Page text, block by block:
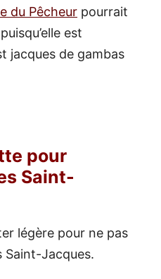
du Pêcheur pourrait
est
jacques de gambas
pour
Saint-
légère pour ne pas
Saint-Jacques.